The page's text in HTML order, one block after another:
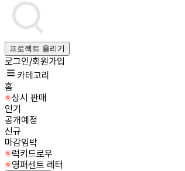
프로젝트 올리기
로그인/회원가입
카테고리
홈
상시 판매
인기
공개예정
신규
마감임박
럭키드로우
영퍼센트 레터